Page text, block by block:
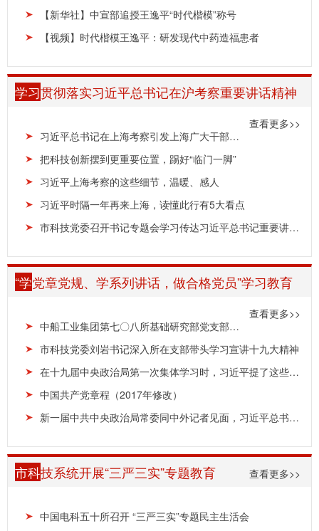
【新华社】中宣部追授王逸平“时代楷模”称号
【视频】时代楷模王逸平：研发现代中药造福患者
学习贯彻落实习近平总书记在沪考察重要讲话精神
查看更多>>
习近平总书记在上海考察引发上海广大干部群众热烈反响
把科技创新摆到更重要位置，踢好“临门一脚”
习近平上海考察的这些细节，温暖、感人
习近平时隔一年再来上海，读懂此行有5大看点
市科技党委召开书记专题会学习传达习近平总书记重要讲话精神
“学党章党规、学系列讲话，做合格党员”学习教育
查看更多>>
中船工业集团第七〇八所基础研究部党支部与上海交通大学船建学院开展支部共建
市科技党委刘岩书记深入所在支部带头学习宣讲十九大精神
在十九届中央政治局第一次集体学习时，习近平提了这些要求
中国共产党章程（2017年修改）
新一届中共中央政治局常委同中外记者见面，习近平总书记讲话
市科技系统开展“三严三实”专题教育 查看更多>>
中国电科五十所召开 “三严三实”专题民主生活会